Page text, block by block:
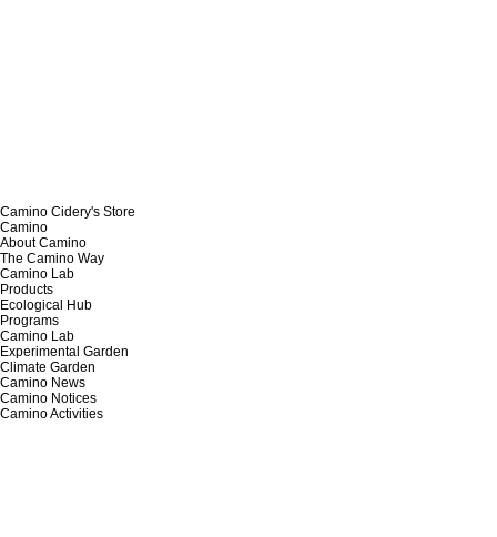
Camino Cidery's Store
Camino
About Camino
The Camino Way
Camino Lab
Products
Ecological Hub
Programs
Camino Lab
Experimental Garden
Climate Garden
Camino News
Camino Notices
Camino Activities